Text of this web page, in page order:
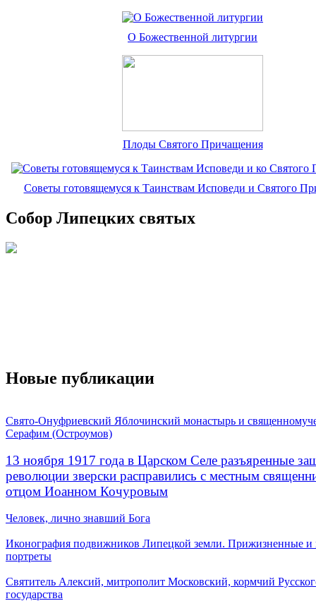
О Божественной литургии
Плоды Святого Причащения
Советы готовящемуся к Таинствам Исповеди и Святого
Собор Липецких святых
Новые публикации
Свято-Онуфриевский Яблочинский монастырь и
Серафим (Остроумов)
13 ноября 1917 года в Царском Селе разъяренные
революции зверски расправились с местным
отцом Иоанном Кочуровым
Человек, лично знавший Бога
Иконография подвижников Липецкой земли. Прижизненные и
портреты
Святитель Алексий, митрополит Московский, кормчий
государства